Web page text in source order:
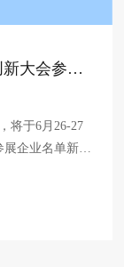
大会参展
将亮相展位
将于6月26-27
展企业名单新鲜